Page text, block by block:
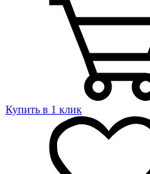
Купить в 1 клик